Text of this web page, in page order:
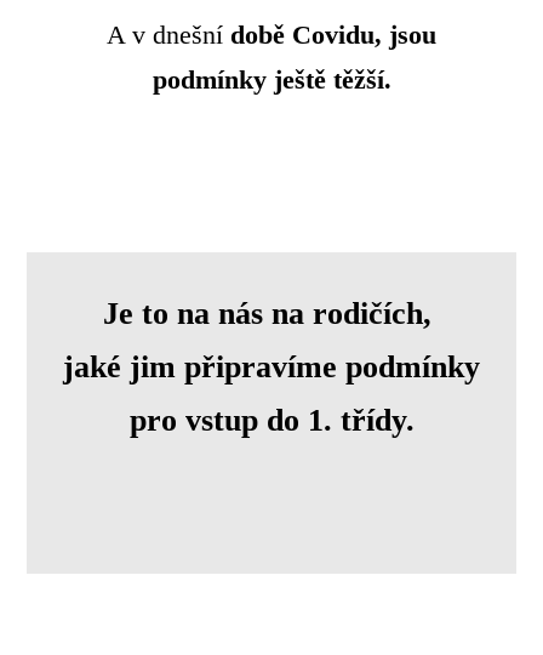
A v dnešní době Covidu, jsou
podmínky ještě těžší.
Je to na nás na rodičích,
jaké jim připravíme podmínky
pro vstup do 1. třídy.